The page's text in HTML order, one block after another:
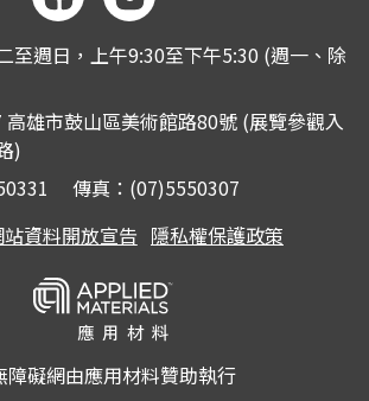
至週日，上午9:30至下午5:30 (週一、除
雄市鼓山區美術館路80號 (展覽參觀入
)
傳真：(07)5550307
資料開放宣告 隱私權保護政策
障礙網由應用材料贊助執行